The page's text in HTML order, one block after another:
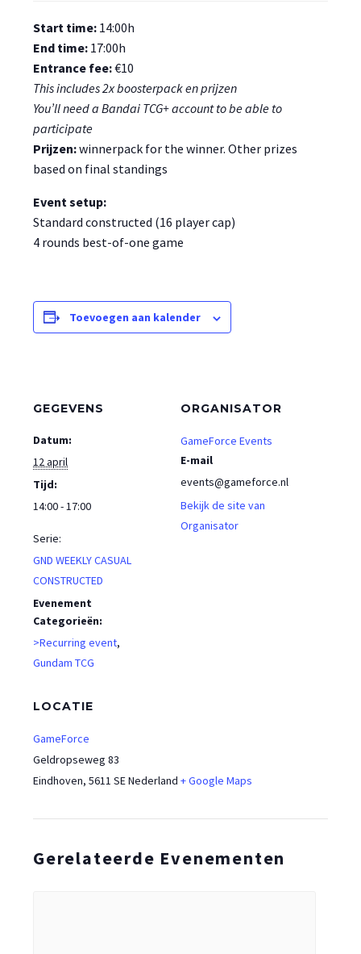
Start time: 14:00h
End time: 17:00h
Entrance fee:€10
This includes 2x boosterpack en prijzen
You’ll need a Bandai TCG+ account to be able to
participate
Prijzen:winnerpack for the winner. Other prizes
based on final standings
Event setup:
Standard constructed (16 player cap)
4 rounds best-of-one game
Toevoegen aan kalender
GEGEVENS
Datum:
12 april
Tijd:
14:00 - 17:00
Serie:
GND WEEKLY CASUAL
CONSTRUCTED
Evenement
Categorieën:
>Recurring event,
Gundam TCG
LOCATIE
GameForce
Geldropseweg 83
Eindhoven, 5611 SENederland + Google Maps
ORGANISATOR
GameForce Events
E-mail
events@gameforce.nl
Bekijk de site van
Organisator
Gerelateerde Evenementen